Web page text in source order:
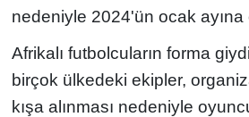
nedeniyle 2024'ün ocak ayına
Afrikalı futbolcuların forma
birçok ülkedeki ekipler,
kışa alınması nedeniyle